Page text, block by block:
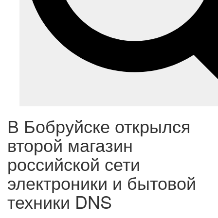
В Бобруйске открылся
второй магазин
российской сети
электроники и бытовой
техники DNS